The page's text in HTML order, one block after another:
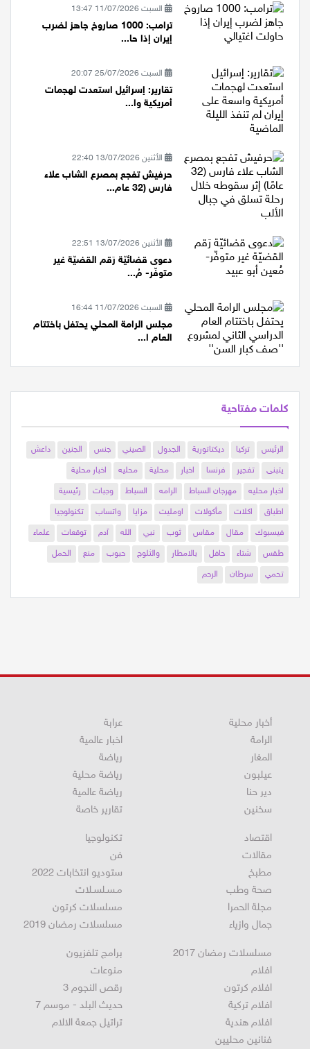
السبت 11/07/2026 13:47
ترامب: 1000 صاروخ جاهز لضرب
إيران إذا حا...
السبت 25/07/2026 20:07
تقارير: إسرائيل استعدت لهجمات
أمريكية وا...
الأثنين 13/07/2026 22:40
حرفيش تفجع بمصرع الشاب علاء
فارس (32 عام...
الأثنين 13/07/2026 22:51
دعوى قضائيّة رَقم القضيّة غير
متوفّر- مُ...
السبت 11/07/2026 16:44
مجلس الرامة المحلي يحتفل باختتام
العام ا...
كلمات مفتاحية
الرئيس تركيا ديكتاتورية الجدول الصيني جنس الجنين
داعش
يتبنى
تفجير فرنسا اخبار محلية محليه
اخبار محلية
اخبار محليه
مهرجان السباط الرامه السباط وجبات
رئيسية
اطباق
اكلات مأكولات اومليت مزايا واتساب
تكنولوجيا
فيسبوك
مقال مقاس ثوب نبي الله آدم توقعات
علماء
طقس
شتاء حافل بالامطار والثلوج حبوب منع
الحمل
تحمي
سرطان الرحم
أخبار محلية
الرامة
المغار
عيلبون
دير حنا
سخنين
عرابة
اخبار عالمية
رياضة
رياضة محلية
رياضة عالمية
تقارير خاصة
اقتصاد
مقالات
مطبخ
صحة وطب
مجلة الحمرا
جمال وازياء
تكنولوجيا
فن
ستوديو انتخابات 2022
مـسـلسـلات
مسلسلات كرتون
مسلسلات رمضان 2019
مسلسلات رمضان 2017
افلام
افلام كرتون
افلام تركية
افلام هندية
فنانين محليين
برامج تلفزيون
منوعات
رقص النجوم 3
حديث البلد - موسم 7
تراتيل جمعة الالام